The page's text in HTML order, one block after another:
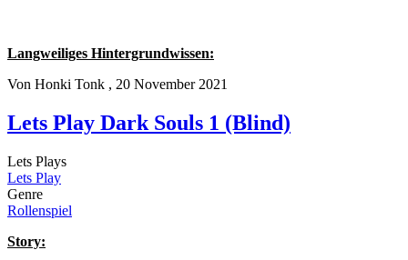
Langweiliges Hintergrundwissen:
Von Honki Tonk , 20 November 2021
Lets Play Dark Souls 1 (Blind)
Lets Plays
Lets Play
Genre
Rollenspiel
Story: